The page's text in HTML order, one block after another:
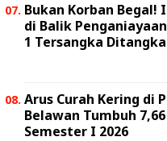
Bukan Korban
di Balik
1 Tersangka
Arus Curah Kering di
Belawan Tumbuh
Semester I 2026